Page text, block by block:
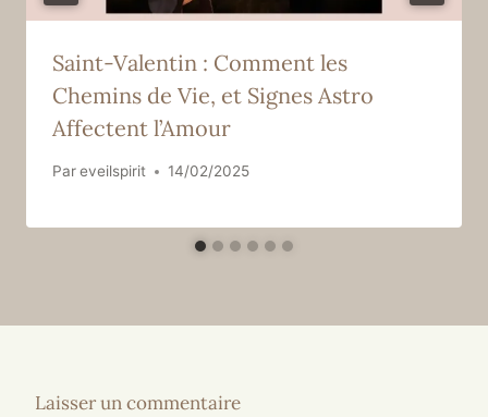
Saint-Valentin : Comment les
Chemins de Vie, et Signes Astro
Affectent l’Amour
Pareveilspirit 14/02/2025
Laisser un commentaire